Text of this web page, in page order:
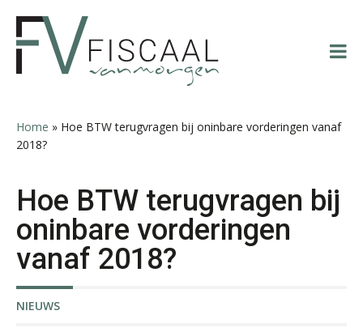
hoofdnavigatie
hoofd
eerste
voettekst
Home » Hoe BTW terugvragen bij oninbare vorderingen vanaf
2018?
Hoe BTW terugvragen bij
oninbare vorderingen
vanaf 2018?
NIEUWS
Derwish Rosalia